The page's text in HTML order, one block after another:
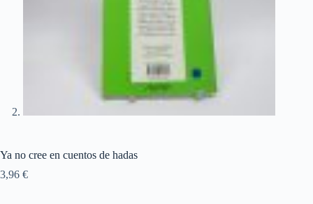
Ya no cree en cuentos de hadas
3,96 €